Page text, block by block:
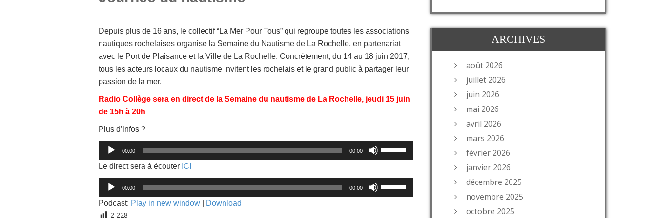
Depuis plus de 16 ans, le collectif “La Mer Pour Tous” qui regroupe toutes les associations
nautiques rochelaises organise la Semaine du Nautisme de La Rochelle, en partenariat
avec le Port de Plaisance et la Ville de La Rochelle. Concrètement, du 14 au 18 juin 2017,
tous les acteurs locaux du nautisme invitent les rochelais et le grand public à partager leur
passion de la mer.
Radio Collège sera en direct de la Semaine du nautisme de La Rochelle, jeudi 15 juin
de 15h à 20h
Plus d’infos ?
Lecteur
audio
00:00 00:00
les
pour
Le direct sera à écouter ICI
Lecteur
audio
00:00 00:00
les
Podcast: Play in new window Download
2 228
ARCHIVES
août 2026
juillet 2026
juin 2026
mai 2026
avril 2026
mars 2026
février 2026
janvier 2026
décembre 2025
novembre 2025
octobre 2025